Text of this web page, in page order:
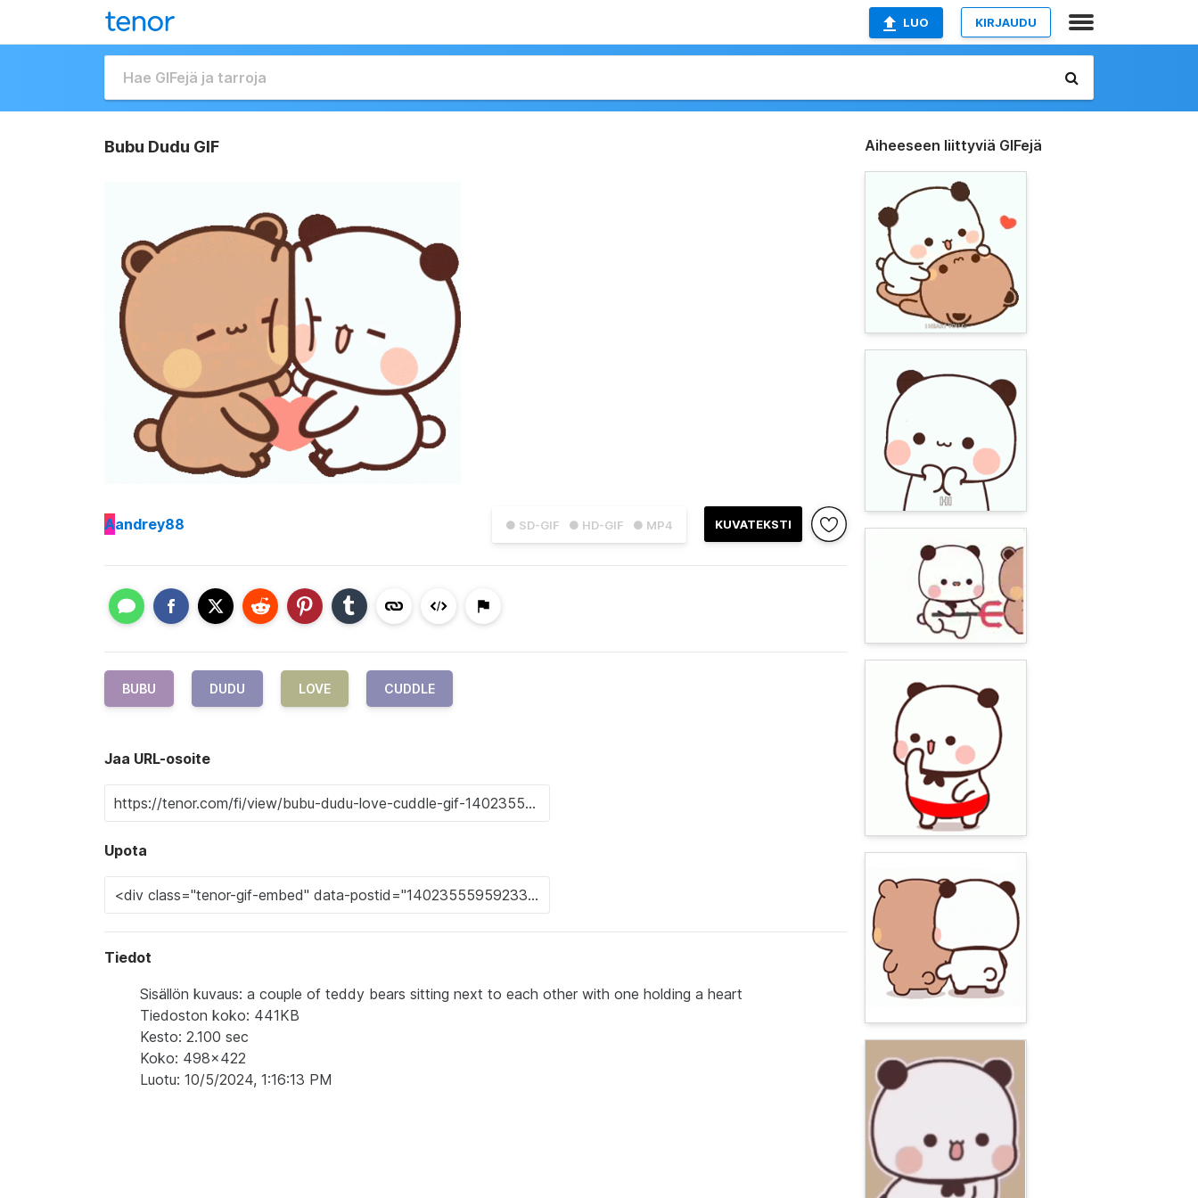
LUO KIRJAUDU
Bubu Dudu GIF
● SD-GIF ● HD-GIF ● MP4 KUVATEKSTI
Aandrey88
BUBU DUDU LOVE CUDDLE
Jaa URL-osoite
Upota
Tiedot
Sisällön kuvaus: a couple of teddy bears sitting next to each other with one holding a heart
Tiedoston koko: 441KB
Kesto: 2.100 sec
Koko: 498x422
Luotu: 10/5/2024, 1:16:13 PM
Aiheeseen liittyviä GIFejä